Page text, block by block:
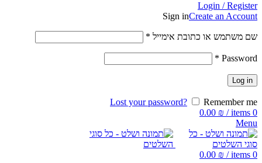
Login / Register
Sign inCreate an Account
שם משתמש או כתובת אימייל *
Password
*
Log in
Lost your password?
Remember me
0
items
/
0.00 ₪
Menu
0
items
/
0.00 ₪